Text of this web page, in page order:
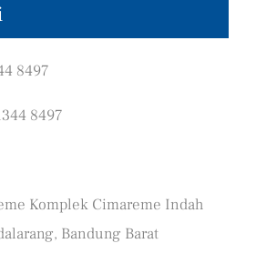
8497
8497
Komplek Cimareme Indah
Bandung Barat